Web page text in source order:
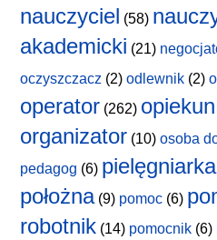
nauczyciel (58)
akademicki (21)
oczyszczacz (2) odlewnik (2)
operator (262) opiekun
organizator (10) osoba
pedagog (6) pielęgniarka
położna(9) pomoc (6)
robotnik (14) pomocnik (6)